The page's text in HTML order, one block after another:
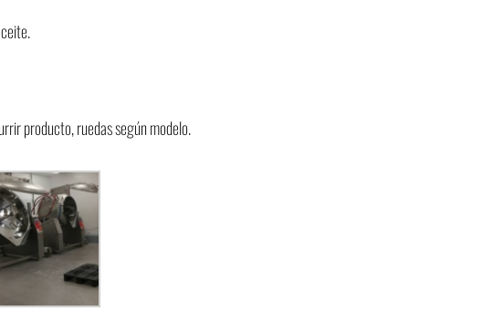
producto, ruedas según modelo.